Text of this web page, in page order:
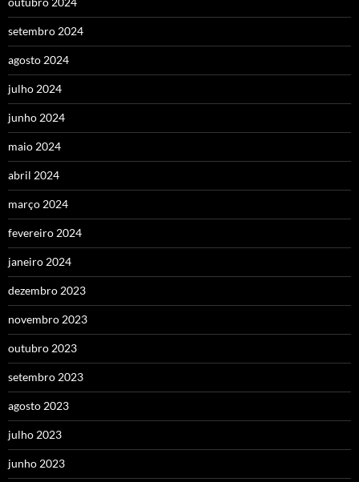
setembro 2024
agosto 2024
julho 2024
junho 2024
maio 2024
abril 2024
março 2024
fevereiro 2024
janeiro 2024
dezembro 2023
novembro 2023
outubro 2023
setembro 2023
agosto 2023
julho 2023
junho 2023